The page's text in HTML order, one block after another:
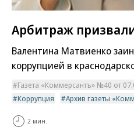
Арбитраж
Валентина Матвиенко
коррупцией в
Газета «Коммерсантъ» №40 от
Коррупция
Архив газеты
2 мин.